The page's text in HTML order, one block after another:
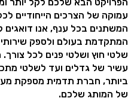
עמוקה של הצרכים הייחודיים
המשתנים בכל ענף, אנו דואגים
המתקדמת בעולם ולספק שירותי
שלטי חוץ ושלטי פנים לכל
עשיר של גדלים ועד לשלטי
ביותר, חברת תדמית מספקת
של המותג שלכם.